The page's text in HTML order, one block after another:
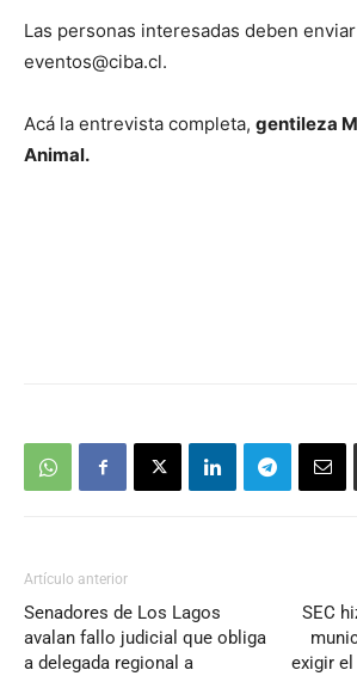
Las personas interesadas deben
eventos@ciba.cl.
Acá la entrevista completa, gentileza
Animal.
Artículo anterior
Senadores de Los Lagos
avalan fallo judicial que obliga
a delegada regional a
SEC
exigir